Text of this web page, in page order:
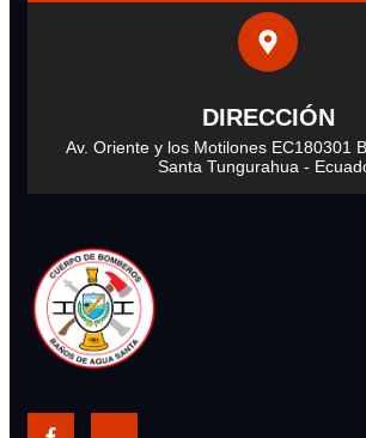
DIRECCIÓN
Av. Oriente y los Motilones EC180301
Santa Tungurahua -